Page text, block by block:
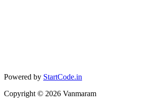
Powered by StartCode.in
Copyright © 2026 Vanmaram